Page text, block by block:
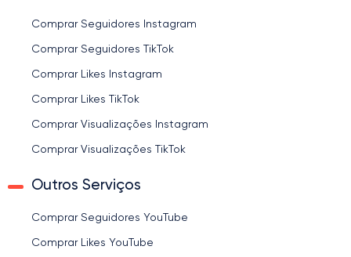
Comprar Seguidores Instagram
Comprar Seguidores TikTok
Comprar Likes Instagram
Comprar Likes TikTok
Comprar Visualizações Instagram
Comprar Visualizações TikTok
Outros Serviços
Comprar Seguidores YouTube
Comprar Likes YouTube